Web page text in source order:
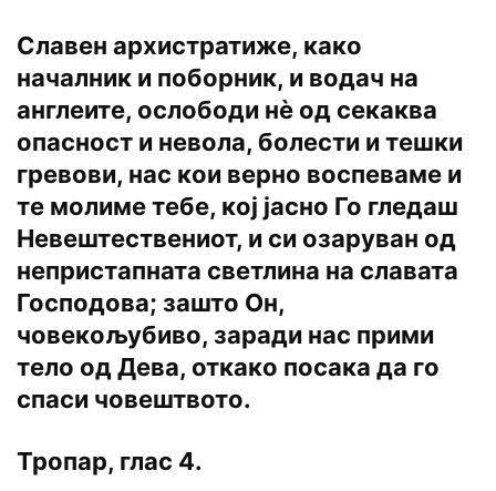
Славен архистратиже, како
началник и поборник, и водач на
англеите, ослободи нѐ од секаква
опасност и невола, болести и тешки
гревови, нас кои верно воспеваме и
те молиме тебе, кој јасно Го гледаш
Невештествениот, и си озаруван од
непристапната светлина на славата
Господова; зашто Он,
човекољубиво, заради нас прими
тело од Дева, откако посака да го
спаси човештвото.
Тропар, глас 4.